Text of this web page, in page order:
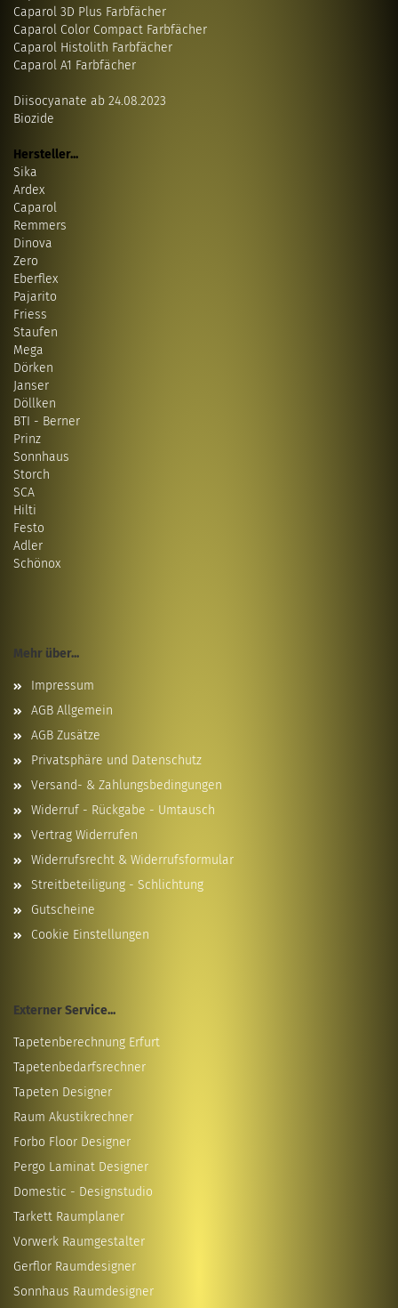
Caparol 3D Plus Farbfächer
Caparol Color Compact Farbfächer
Caparol Histolith Farbfächer
Caparol A1 Farbfächer
Diisocyanate ab 24.08.2023
Biozide
Hersteller...
Sika
Ardex
Caparol
Remmers
Dinova
Zero
Eberflex
Pajarito
Friess
Staufen
Mega
Dörken
Janser
Döllken
BTI - Berner
Prinz
Sonnhaus
Storch
SCA
Hilti
Festo
Adler
Schönox
Mehr über...
Impressum
AGB Allgemein
AGB Zusätze
Privatsphäre und Datenschutz
Versand- & Zahlungsbedingungen
Widerruf - Rückgabe - Umtausch
Vertrag Widerrufen
Widerrufsrecht & Widerrufsformular
Streitbeteiligung - Schlichtung
Gutscheine
Cookie Einstellungen
Externer Service...
Tapetenberechnung Erfurt
Tapetenbedarfsrechner
Tapeten Designer
Raum Akustikrechner
Forbo Floor Designer
Pergo Laminat Designer
Domestic - Designstudio
Tarkett Raumplaner
Vorwerk Raumgestalter
Gerflor Raumdesigner
Sonnhaus Raumdesigner